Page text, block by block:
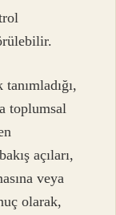
toplumsal
açıları,
veya
olarak,